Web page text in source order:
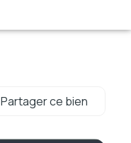
Partager ce bien